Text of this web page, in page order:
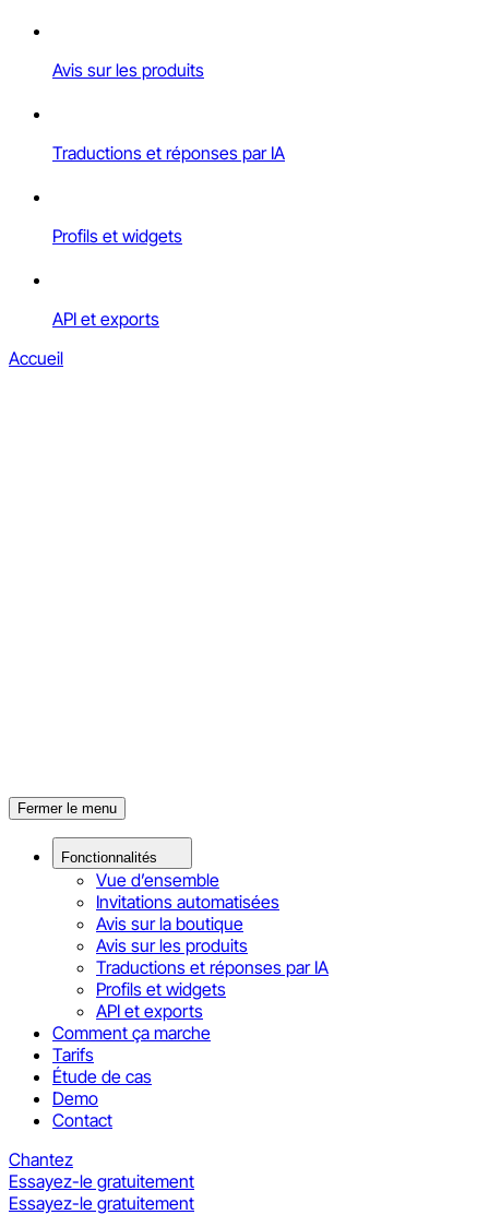
Avis sur les produits
Traductions et réponses par IA
Profils et widgets
API et exports
Accueil
Fermer le menu
Fonctionnalités
Vue d’ensemble
Invitations automatisées
Avis sur la boutique
Avis sur les produits
Traductions et réponses par IA
Profils et widgets
API et exports
Comment ça marche
Tarifs
Étude de cas
Demo
Contact
Chantez
Essayez-le gratuitement
Essayez-le gratuitement